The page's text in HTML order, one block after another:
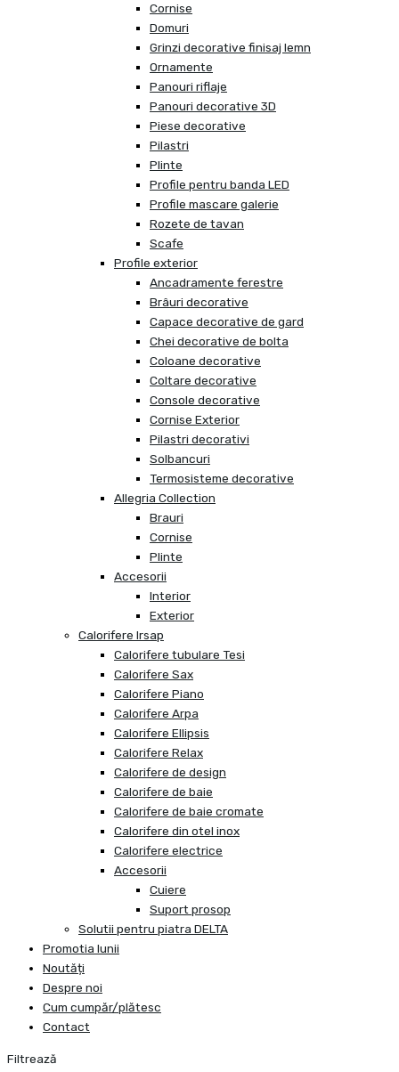
Cornise
Domuri
Grinzi decorative finisaj lemn
Ornamente
Panouri riflaje
Panouri decorative 3D
Piese decorative
Pilastri
Plinte
Profile pentru banda LED
Profile mascare galerie
Rozete de tavan
Scafe
Profile exterior
Ancadramente ferestre
Brâuri decorative
Capace decorative de gard
Chei decorative de bolta
Coloane decorative
Coltare decorative
Console decorative
Cornise Exterior
Pilastri decorativi
Solbancuri
Termosisteme decorative
Allegria Collection
Brauri
Cornise
Plinte
Accesorii
Interior
Exterior
Calorifere Irsap
Calorifere tubulare Tesi
Calorifere Sax
Calorifere Piano
Calorifere Arpa
Calorifere Ellipsis
Calorifere Relax
Calorifere de design
Calorifere de baie
Calorifere de baie cromate
Calorifere din otel inox
Calorifere electrice
Accesorii
Cuiere
Suport prosop
Solutii pentru piatra DELTA
Promotia lunii
Noutăți
Despre noi
Cum cumpăr/plătesc
Contact
Filtrează